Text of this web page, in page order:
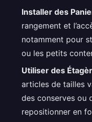
Installer des
rangement et
notamment pour
ou les petits
Utiliser des
articles de tailles
des conserves ou
repositionner en